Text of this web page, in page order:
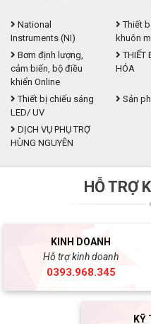
National
Instruments (NI)
Thiết
khuôn
Bơm định lượng,
cảm biến, bộ điều
khiển Online
THIẾT
HÓA
Thiết bị chiếu sáng
LED/ UV
Sản
DỊCH VỤ PHỤ TRỢ
HÙNG NGUYÊN
HỖ TRỢ
KINH DOANH
Hỗ trợ kinh doanh
0393.968.345
KỸ